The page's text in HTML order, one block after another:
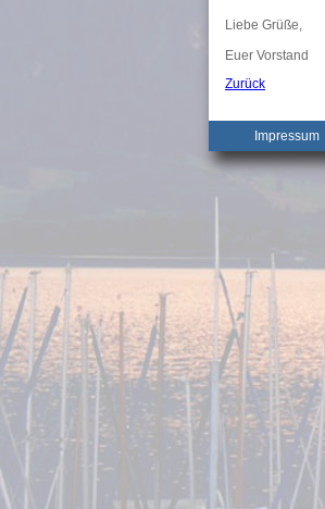
Liebe Grüße,
Euer Vorstand
Zurück
Impressum